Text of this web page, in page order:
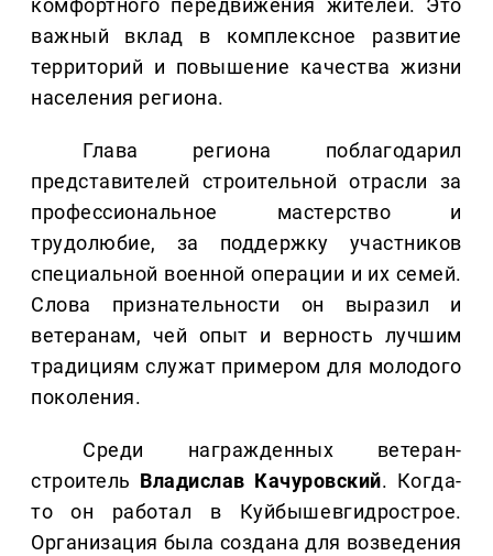
комфортного передвижения жителей. Это
важный вклад в комплексное развитие
территорий и повышение качества жизни
населения региона.
Глава региона поблагодарил
представителей строительной отрасли за
профессиональное мастерство и
трудолюбие, за поддержку участников
специальной военной операции и их семей.
Слова признательности он выразил и
ветеранам, чей опыт и верность лучшим
традициям служат примером для молодого
поколения.
Среди награжденных ветеран-
строитель Владислав Качуровский. Когда-
то он работал в Куйбышевгидрострое.
Организация была создана для возведения